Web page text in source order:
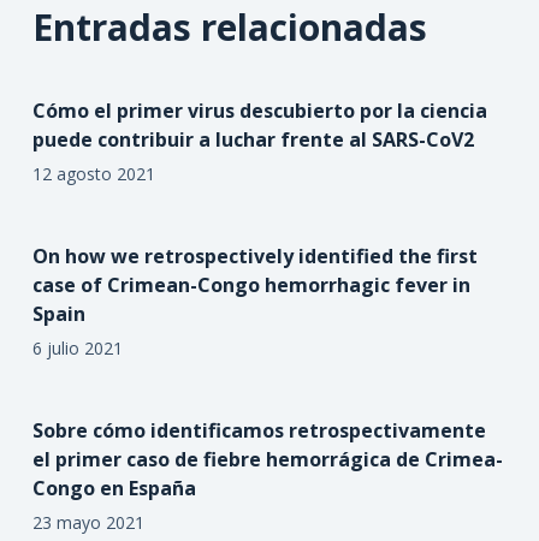
Entradas relacionadas
Cómo el primer virus descubierto por la ciencia
puede contribuir a luchar frente al SARS-CoV2
12 agosto 2021
On how we retrospectively identified the first
case of Crimean-Congo hemorrhagic fever in
Spain
6 julio 2021
Sobre cómo identificamos retrospectivamente
el primer caso de fiebre hemorrágica de Crimea-
Congo en España
23 mayo 2021